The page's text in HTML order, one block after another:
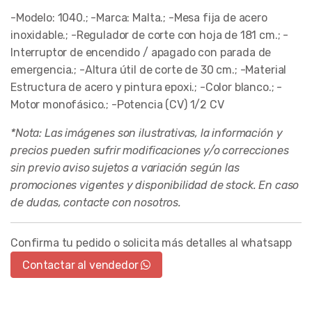
-Modelo: 1040.; -Marca: Malta.; -Mesa fija de acero
inoxidable.; -Regulador de corte con hoja de 181 cm.; -
Interruptor de encendido / apagado con parada de
emergencia.; -Altura útil de corte de 30 cm.; -Material
Estructura de acero y pintura epoxi.; -Color blanco.; -
Motor monofásico.; -Potencia (CV) 1/2 CV
*Nota: Las imágenes son ilustrativas, la información y
precios pueden sufrir modificaciones y/o correcciones
sin previo aviso sujetos a variación según las
promociones vigentes y disponibilidad de stock. En caso
de dudas, contacte con nosotros.
Confirma tu pedido o solicita más detalles al whatsapp
Contactar al vendedor